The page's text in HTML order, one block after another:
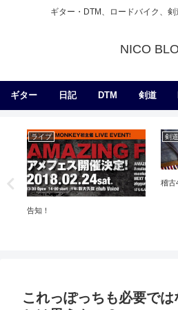
ギター・DTM、ロードバイク、
NICO
ギター 日記 DTM 剣道
ライブ
告知！
剣道
稽古
これっぽっちも必要で